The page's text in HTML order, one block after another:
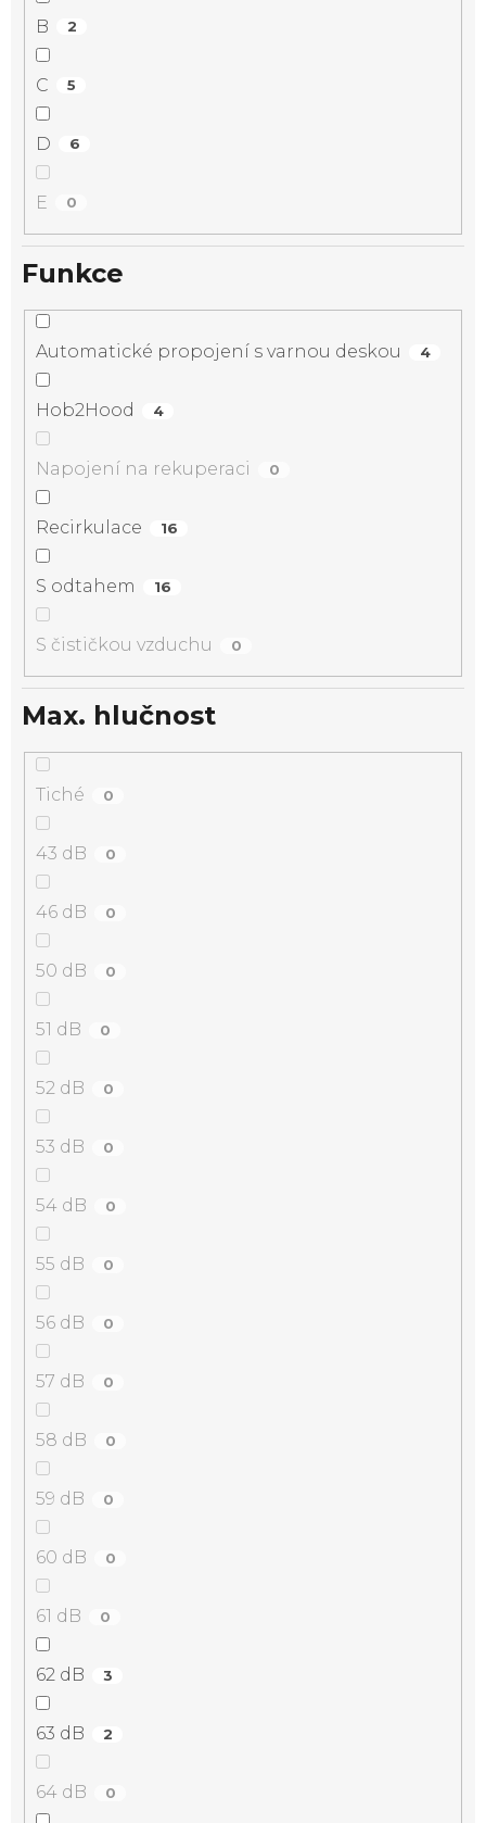
B 2
C 5
D 6
E 0
Funkce
Automatické propojení s varnou deskou 4
Hob2Hood 4
Napojení na rekuperaci 0
Recirkulace 16
S odtahem 16
S čističkou vzduchu 0
Max. hlučnost
Tiché 0
43 dB 0
46 dB 0
50 dB 0
51 dB 0
52 dB 0
53 dB 0
54 dB 0
55 dB 0
56 dB 0
57 dB 0
58 dB 0
59 dB 0
60 dB 0
61 dB 0
62 dB 3
63 dB 2
64 dB 0